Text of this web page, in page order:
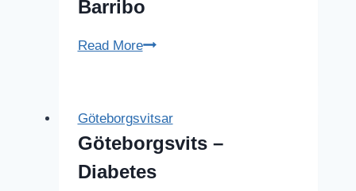
Barribo
Read MoreGöteborgsvits
Göteborgsvitsar
Göteborgsvits –
Diabetes